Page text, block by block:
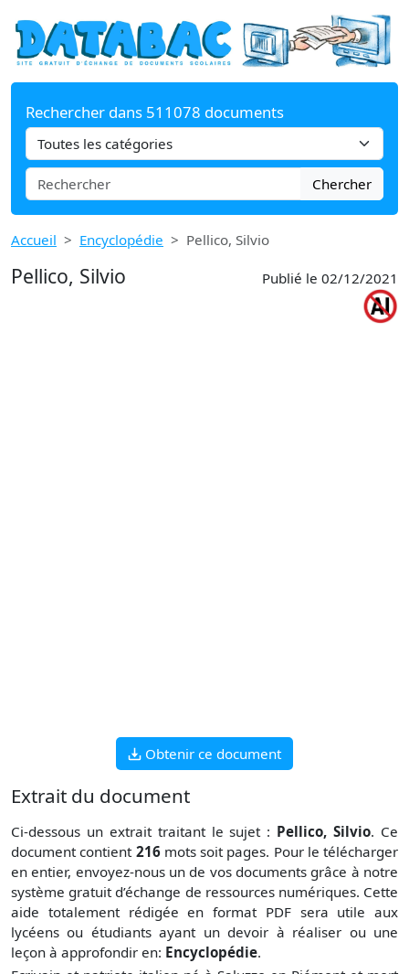
Rechercher dans 511078 documents
Chercher
Accueil Encyclopédie Pellico, Silvio
Pellico, Silvio Publié le 02/12/2021
Obtenir ce document
Extrait du document
Ci-dessous un extrait traitant le sujet : Pellico, Silvio. Ce
document contient 216mots soit pages. Pour le télécharger
en entier, envoyez-nous un de vos documents grâce à notre
système gratuitd’échange de ressources numériques. Cette
aide totalement rédigée en format PDF sera utile aux
lycéens ou étudiants ayant un devoir à réaliser ou une
leçon à approfondir en: Encyclopédie.